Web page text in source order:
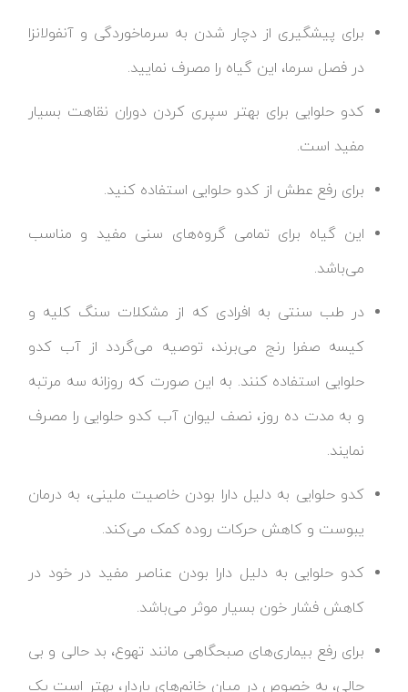
برای پیشگیری از دچار شدن به سرماخوردگی و آنفولانزا
در فصل سرما، این گیاه را مصرف نمایید.
کدو حلوایی برای بهتر سپری کردن دوران نقاهت بسیار
مفید است.
برای رفع عطش از کدو حلوایی استفاده کنید.
این گیاه برای تمامی گروه‌های سنی مفید و مناسب
می‌باشد.
در طب سنتی به افرادی که از مشکلات سنگ کلیه و
کیسه صفرا رنج می‌برند، توصیه می‌گردد از آب کدو
حلوایی استفاده کنند. به این صورت که روزانه سه مرتبه
و به مدت ده روز، نصف لیوان آب کدو حلوایی را مصرف
نمایند.
کدو حلوایی به دلیل دارا بودن خاصیت ملینی، به درمان
یبوست و کاهش حرکات روده کمک می‌کند.
کدو حلوایی به دلیل دارا بودن عناصر مفید در خود در
کاهش فشار خون بسیار موثر می‌باشد.
برای رفع بیماری‌های صبحگاهی مانند تهوع، بد حالی و بی
حالی، به خصوص در میان خانم‌های باردار، بهتر است یک